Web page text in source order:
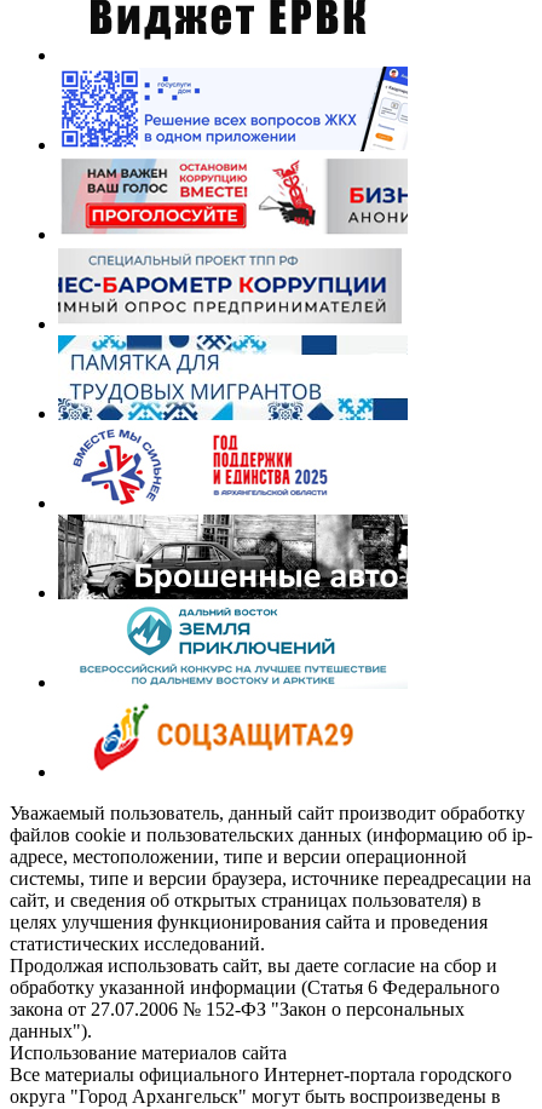
Уважаемый пользователь, данный сайт производит обработку
файлов cookie и пользовательских данных (информацию об ip-
адресе, местоположении, типе и версии операционной
системы, типе и версии браузера, источнике переадресации на
сайт, и сведения об открытых страницах пользователя) в
целях улучшения функционирования сайта и проведения
статистических исследований.
Продолжая использовать сайт, вы даете согласие на сбор и
обработку указанной информации (Статья 6 Федерального
закона от 27.07.2006 № 152-ФЗ "Закон о персональных
данных").
Использование материалов сайта
Все материалы официального Интернет-портала городского
округа "Город Архангельск" могут быть воспроизведены в